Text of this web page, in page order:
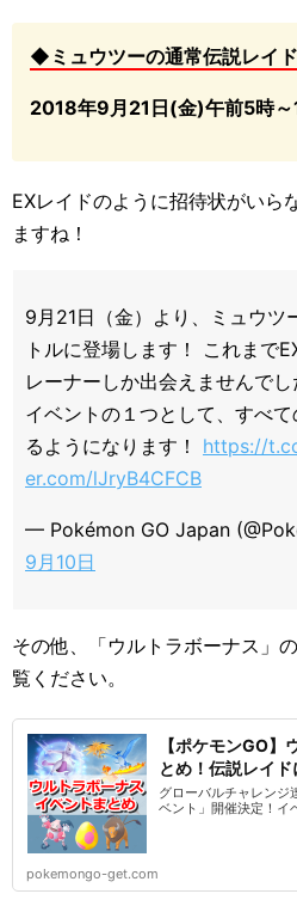
◆ミュウツーの通常伝説レイ
2018年9月21日(金)午前5時
EXレイドのように招待状がいら
ますね！
9月21日（金）より、ミュウツ
トルに登場します！ これまで
レーナーしか出会えませんで
イベントの１つとして、すべ
るようになります！ https://
er.com/lJryB4CFCB
— Pokémon GO Japan
9月10日
その他、「ウルトラボーナス」
覧ください。
【ポケモンGO】
とめ！伝説レイ
グローバルチャレンジ
ベント」開催決定！イ
pokemongo-get.com